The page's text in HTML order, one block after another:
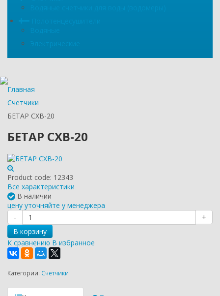
Электрические
Главная
Счетчики
БЕТАР СХВ-20
БЕТАР СХВ-20
Product code: 12343
Все характеристики
В наличии
цену уточняйте у менеджера
-
+
В корзину
К сравнению В избранное
Категории: Счетчики